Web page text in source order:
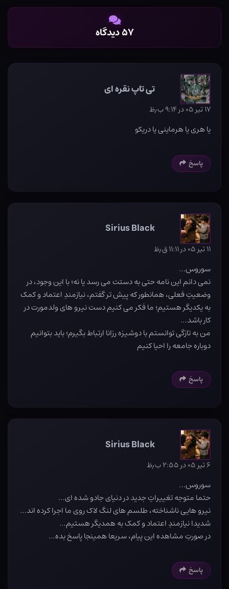
۵۷ دیدگاه
تی تاپ نقره ای
۱۷ تیر ۰۵ در ۹:۱۴ ب٫ظ
یا هری یا هرماینی یا دریکو
پاسخ
Sirius Black
۱۱ تیر ۰۵ در ۱۱:۱۱ ق٫ظ
سوروس…
نمی دانم این نامه حتی به دستت می رسد یا نه؛ با این وجود، در
وضعیتِ فعلی، همانطور که پیش تر گفتم، نیازمندِ اعتماد و کمک
به یکدیگر هستیم؛ ما فکر می کنیم دست نیرو های ولدمورت در
کار باشد…
من به تازگی توانستم با دوشیزه رزانا ارتباط بگیرم؛ باید بتوانیم
دوباره جامعه را احیا کنیم
پاسخ
Sirius Black
۶ تیر ۰۵ در ۲:۵۵ ب٫ظ
سوروس…
حتما متوجه تغییراتِ جدید در دنیای جادو شده ای…
نیرو هایی ناشناخته، طلسم های لنگ لاک روی ما اجرا کرده اند…
شدیدا نیازمندِ اعتماد و کمک به همدیگر هستیم…
در صورتِ مشاهده این پیام، سریعا همینجا پاسخ بده…
پاسخ